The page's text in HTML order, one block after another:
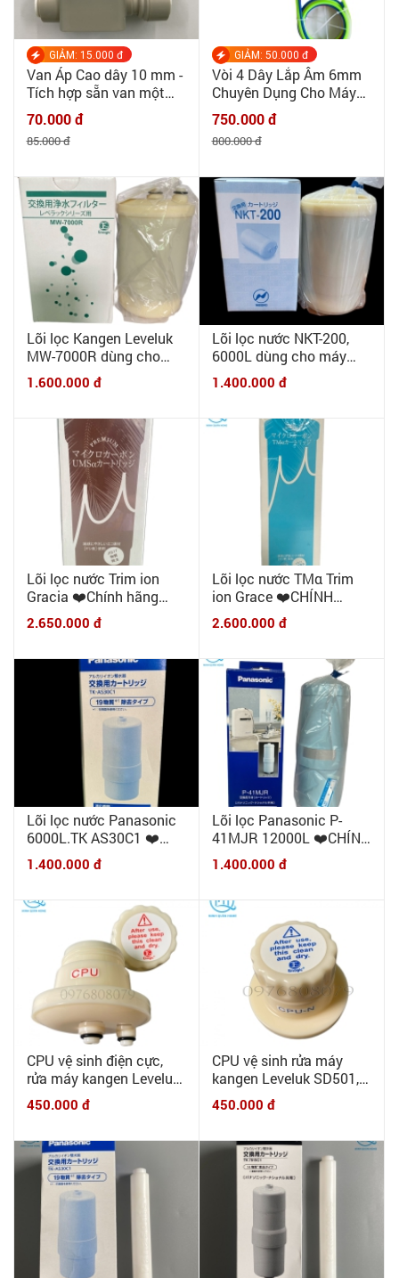
GIẢM: 15.000 đ
Van Áp Cao dây 10 mm -
Tích hợp sẵn van một
chiều, kèm dây điện
70.000 đ
85.000 đ
GIẢM: 50.000 đ
Vòi 4 Dây Lắp Âm 6mm
Chuyên Dụng Cho Máy
Lọc Nước Điện Giải Ion
Kiềm ✌INOX 304 CAO
CẤP✌
750.000 đ
800.000 đ
Lõi lọc Kangen Leveluk
MW-7000R dùng cho
Leveluk DX, Jr, DXII, JrII,
SD501 loại HG
1.600.000 đ
Lõi lọc nước NKT-200,
6000L dùng cho máy
Fujiiryoki Trevi FW-150/
FW-007/ FW-008/ HW-
5500/ HW-1000...
1.400.000 đ
Lõi lọc nước Trim ion
Gracia ❤️Chính hãng
Nihon Trim Nhật Bản❤️
2.650.000 đ
Lõi lọc nước TMα Trim
ion Grace ❤️CHÍNH
HÃNG NIHON TRIM ❤️
NHẬP KHẨU NHẬT BẢN
2.600.000 đ
Lõi lọc nước Panasonic
6000L.TK AS30C1 ❤️
CHÍNH HÃNG❤️ Lõi lọc
thay thế cho máy lọc
AS31, TK7208,7408,
1.400.000 đ
Lõi lọc Panasonic P-
41MJR 12000L ❤️CHÍNH
HÃNG❤️ dùng cho các
máy PJ-A30, PJ-A31, PJ-
A50, PJ-A51, PJ-A53.
1.400.000 đ
CPU vệ sinh điện cực,
rửa máy kangen Leveluk
DX, Jr, DXII, SD501 đời
cũ ( TRƯỚC NĂM 2010)
450.000 đ
CPU vệ sinh rửa máy
kangen Leveluk SD501,
JRII đời mới (sau năm
2010) CPU-N (lõi HGN)
450.000 đ